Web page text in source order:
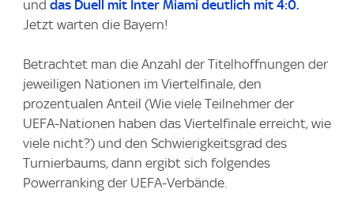
und das Duell mit Inter Miami deutlich mit 4:0.
Jetzt warten die Bayern!
Betrachtet man die Anzahl der Titelhoffnungen der
jeweiligen Nationen im Viertelfinale, den
prozentualen Anteil (Wie viele Teilnehmer der
UEFA-Nationen haben das Viertelfinale erreicht, wie
viele nicht?) und den Schwierigkeitsgrad des
Turnierbaums, dann ergibt sich folgendes
Powerranking der UEFA-Verbände.